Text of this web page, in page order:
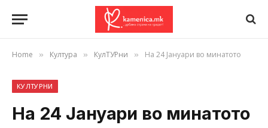
Home » Култура » КулТУРни » На 24 Јануари во минатото
КУЛТУРНИ
На 24 Јануари во минатото